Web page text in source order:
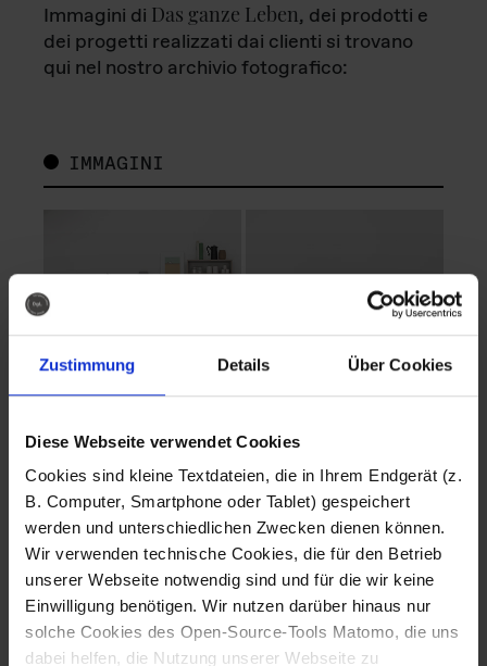
Zustimmung Details Über Cookies
Diese Webseite verwendet Cookies
Cookies sind kleine Textdateien, die in Ihrem Endgerät (z.
B. Computer, Smartphone oder Tablet) gespeichert
werden und unterschiedlichen Zwecken dienen können.
Wir verwenden technische Cookies, die für den Betrieb
unserer Webseite notwendig sind und für die wir keine
Einwilligung benötigen. Wir nutzen darüber hinaus nur
solche Cookies des Open-Source-Tools Matomo, die uns
dabei helfen, die Nutzung unserer Webseite zu
Immagini di Das ganze Leben, dei prodotti e
dei progetti realizzati dai clienti si trovano
qui nel nostro archivio fotografico:
IMMAGINI
Fotografo: Lorenz
Sternbach
Download
Fotografo: Lorenz
Sternbach
Download